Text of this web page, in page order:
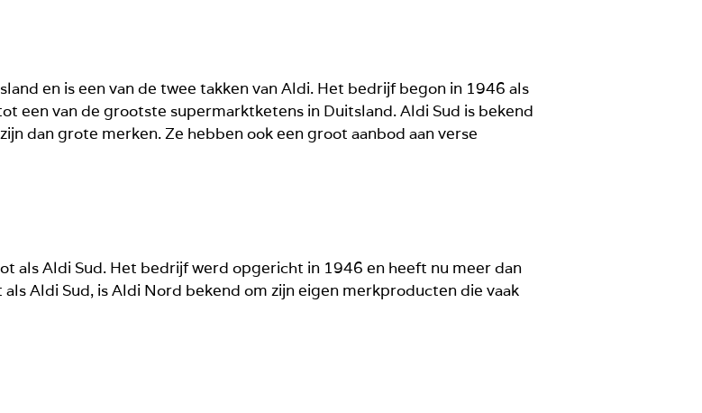
en is een van de twee takken van Aldi. Het bedrijf begon in 1946 als
een van de grootste supermarktketens in Duitsland. Aldi Sud is bekend
dan grote merken. Ze hebben ook een groot aanbod aan verse
als Aldi Sud. Het bedrijf werd opgericht in 1946 en heeft nu meer dan
Aldi Sud, is Aldi Nord bekend om zijn eigen merkproducten die vaak